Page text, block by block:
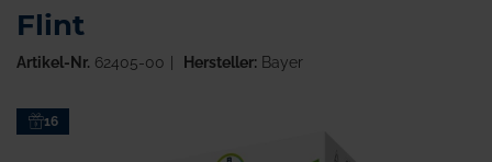
Zum16
Flint
Artikel-Nr. 62405-00 Hersteller:Bayer